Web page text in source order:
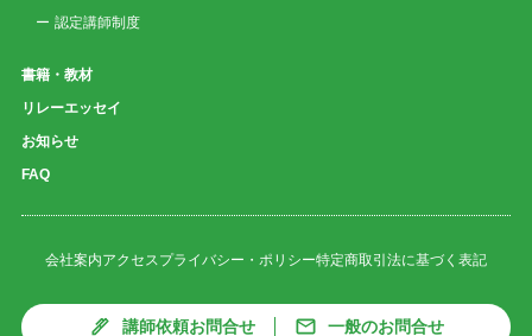
認定講師制度
書籍・教材
リレーエッセイ
お知らせ
FAQ
会社案内アクセス プライバシー・ポリシー特定商取引法に基づく表記
講師依頼お問合せ 一般のお問合せ